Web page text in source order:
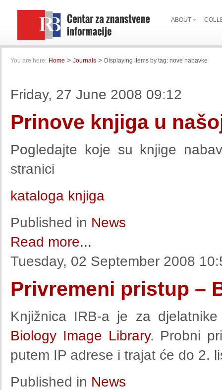
ABOUT
You are here: Home > Journals > Displaying items by tag: nove nabavke
Friday, 27 June 2008 09:12
Prinove knjiga u
Pogledajte koje su knjige
stranici
kataloga knjiga
Published in News
Read more...
Tuesday, 02 September 2008
Privremeni pristup –
Knjižnica IRB-a je za
Biology Image Library. Probni
putem IP adrese i trajat će do 2.
Published in News